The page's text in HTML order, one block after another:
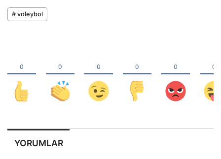
# voleybol
YORUMLAR